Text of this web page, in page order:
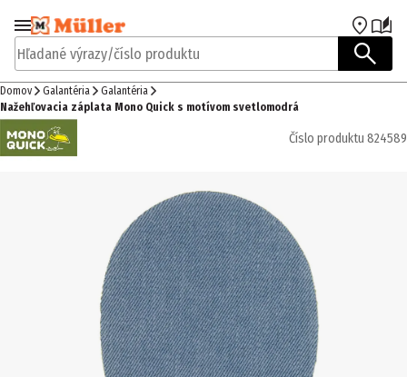
Prejsť na navigáciu
Prejsť na hlavný obsah
Hľadané výrazy/číslo produktu
Domov Galantéria
Galantéria
Nažehľovacia záplata Mono Quick s motívom svetlomodrá
Číslo produktu 824589